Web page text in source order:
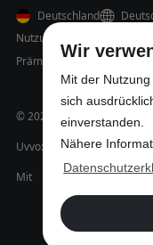
Wir
Mit der
sich
einverstanden.
Nähere
Deutschland
Nutzungsbedingungen
Prämienregelung
© 2026 Uvvo UG
Uvvo: Personalvermittlung
Mit
in Niedersachsen